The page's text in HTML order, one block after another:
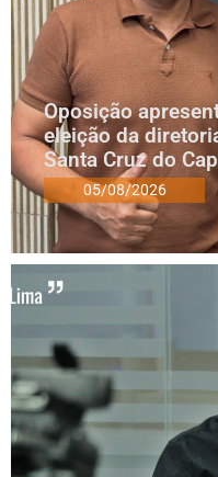
Oposição
eleição da
Santa Cruz do
05/08/2026